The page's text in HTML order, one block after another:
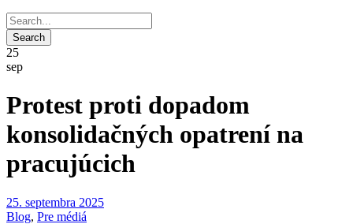
25
sep
Protest proti dopadom
konsolidačných opatrení na
pracujúcich
25. septembra 2025
Blog, Pre médiá